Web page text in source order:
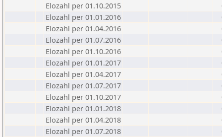
Elozahl per 01.10.2015
Elozahl per 01.01.2016
Elozahl per 01.04.2016
Elozahl per 01.07.2016
Elozahl per 01.10.2016
Elozahl per 01.01.2017
Elozahl per 01.04.2017
Elozahl per 01.07.2017
Elozahl per 01.10.2017
Elozahl per 01.01.2018
Elozahl per 01.04.2018
Elozahl per 01.07.2018